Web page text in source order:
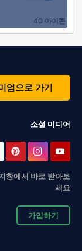
40 아이콘
엄으로 가기
소셜 미디어
함에서 바로 받아보
세요
가입하기